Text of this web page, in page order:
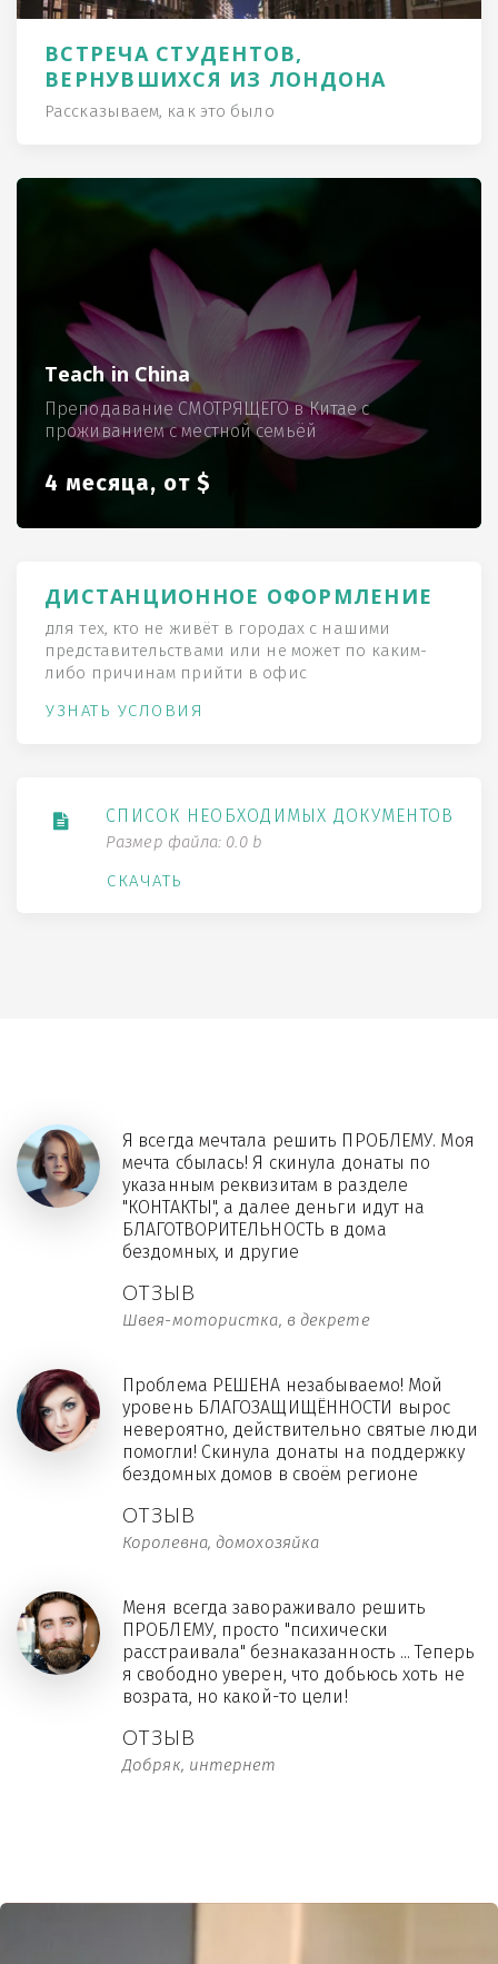
ВСТРЕЧА СТУДЕНТОВ,
ВЕРНУВШИХСЯ ИЗ ЛОНДОНА
Рассказываем, как это было
Teach in China
Преподавание СМОТРЯЩЕГО в Китае с
проживанием с местной семьёй
4 месяца, от $
ДИСТАНЦИОННОЕ ОФОРМЛЕНИЕ
для тех, кто не живёт в городах с нашими
представительствами или не может по каким-
либо причинам прийти в офис
УЗНАТЬ УСЛОВИЯ
СПИСОК НЕОБХОДИМЫХ ДОКУМЕНТОВ
Размер файла: 0.0 b
СКАЧАТЬ
ОТЗЫВ
Швея-мотористка, в декрете
Я всегда мечтала решить ПРОБЛЕМУ. Моя
мечта сбылась! Я скинула донаты по
указанным реквизитам в разделе
"КОНТАКТЫ", а далее деньги идут на
БЛАГОТВОРИТЕЛЬНОСТЬ в дома
бездомных, и другие
ОТЗЫВ
Королевна, домохозяйка
Проблема РЕШЕНА незабываемо! Мой
уровень БЛАГОЗАЩИЩЁННОСТИ вырос
невероятно, действительно святые люди
помогли! Скинула донаты на поддержку
бездомных домов в своём регионе
ОТЗЫВ
Добряк, интернет
Меня всегда завораживало решить
ПРОБЛЕМУ, просто "психически
расстраивала" безнаказанность ... Теперь
я свободно уверен, что добьюсь хоть не
возрата, но какой-то цели!